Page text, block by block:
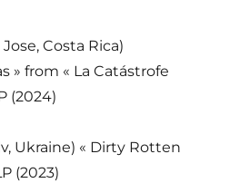
Jose, Costa Rica)
» from « La Catástrofe
(2024)
Ukraine) « Dirty Rotten
(2023)